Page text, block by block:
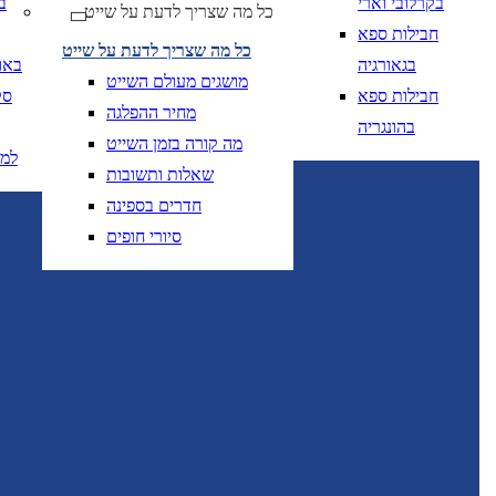
כל מה שצריך לדעת על שייט
כל מה שצריך לדעת על שייט
מושגים מעולם השייט
מחיר ההפלגה
מה קורה בזמן השייט
שאלות ותשובות
חדרים בספינה
סיורי חופים
חבילות ספא
בגאורגיה
חבילות ספא
בהונגריה
DD/MM/YYיום בשתי ספרות קו נטוי חודש בשתי ספרות קו נטוי
מתי? יום, חודש, שנהDD/MM/YYיום בשתי ספרות קו נטוי חודש בשתי ספרות קו נטוי